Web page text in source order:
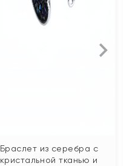
Браслет из серебра с
кристальной тканью и